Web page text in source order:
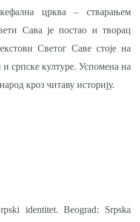
црква – стварањем
Сава је постао и творац
Светог Саве стоје на
српске културе. Успомена на
кроз читаву историју.
identitet. Beograd: Srpska